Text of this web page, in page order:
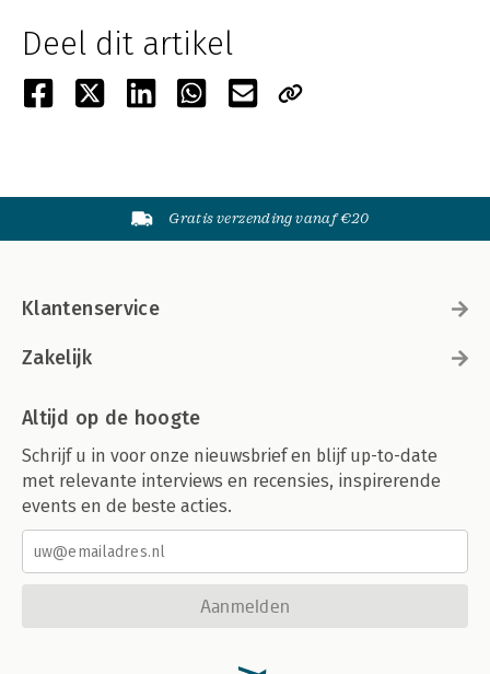
Deel dit artikel
Gratis verzending vanaf €20
Klantenservice
Zakelijk
Altijd op de hoogte
Schrijf u in voor onze nieuwsbrief en blijf up-to-date
met relevante interviews en recensies, inspirerende
events en de beste acties.
Aanmelden